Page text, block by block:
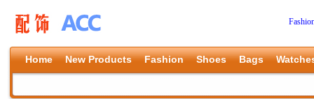
Home New Products Fashion Shoes Bags